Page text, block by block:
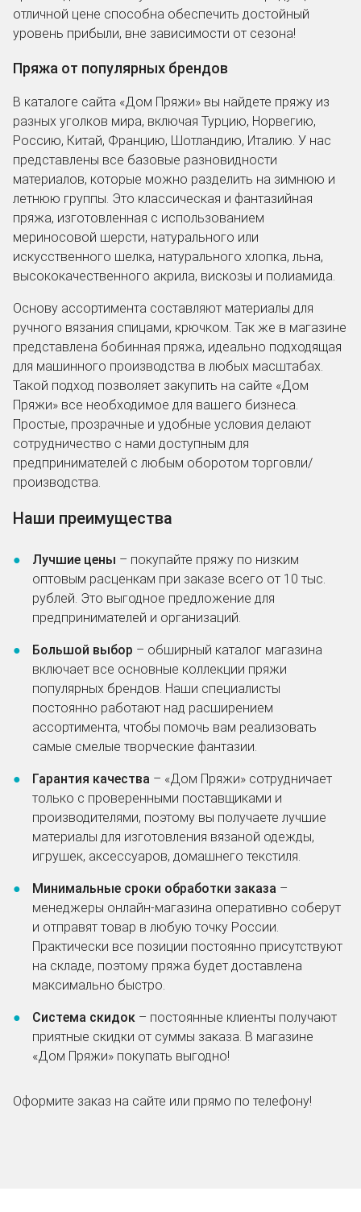
отличной цене способна обеспечить достойный
уровень прибыли, вне зависимости от сезона!
Пряжа от популярных брендов
В каталоге сайта «Дом Пряжи» вы найдете пряжу из
разных уголков мира, включая Турцию, Норвегию,
Россию, Китай, Францию, Шотландию, Италию. У нас
представлены все базовые разновидности
материалов, которые можно разделить на зимнюю и
летнюю группы. Это классическая и фантазийная
пряжа, изготовленная с использованием
мериносовой шерсти, натурального или
искусственного шелка, натурального хлопка, льна,
высококачественного акрила, вискозы и полиамида.
Основу ассортимента составляют материалы для
ручного вязания спицами, крючком. Так же в магазине
представлена бобинная пряжа, идеально подходящая
для машинного производства в любых масштабах.
Такой подход позволяет закупить на сайте «Дом
Пряжи» все необходимое для вашего бизнеса.
Простые, прозрачные и удобные условия делают
сотрудничество с нами доступным для
предпринимателей с любым оборотом торговли/
производства.
Наши преимущества
Лучшие цены – покупайте пряжу по низким
оптовым расценкам при заказе всего от 10 тыс.
рублей. Это выгодное предложение для
предпринимателей и организаций.
Большой выбор – обширный каталог магазина
включает все основные коллекции пряжи
популярных брендов. Наши специалисты
постоянно работают над расширением
ассортимента, чтобы помочь вам реализовать
самые смелые творческие фантазии.
Гарантия качества – «Дом Пряжи» сотрудничает
только с проверенными поставщиками и
производителями, поэтому вы получаете лучшие
материалы для изготовления вязаной одежды,
игрушек, аксессуаров, домашнего текстиля.
Минимальные сроки обработки заказа –
менеджеры онлайн-магазина оперативно соберут
и отправят товар в любую точку России.
Практически все позиции постоянно присутствуют
на складе, поэтому пряжа будет доставлена
максимально быстро.
Cистема скидок – постоянные клиенты получают
приятные скидки от суммы заказа. В магазине
«Дом Пряжи» покупать выгодно!
Оформите заказ на сайте или прямо по телефону!